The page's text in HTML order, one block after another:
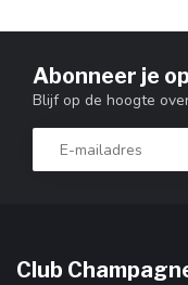
Abonneer je
Blijf op de hoogte
Club